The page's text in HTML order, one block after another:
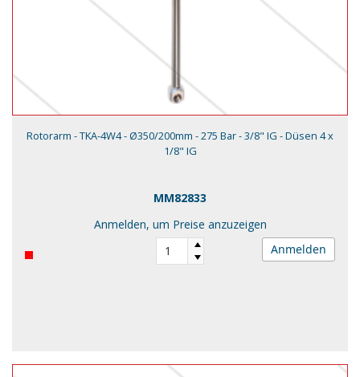
Rotorarm - TKA-4W4 - Ø350/200mm - 275 Bar - 3/8" IG - Düsen 4 x
1/8" IG
MM82833
Anmelden, um Preise anzuzeigen
Anmelden